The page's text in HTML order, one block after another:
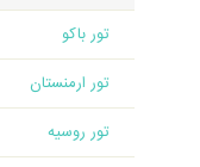
تور باکو
تور ارمنستان
تور روسیه